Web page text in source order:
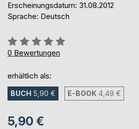
Erscheinungsdatum: 31.08.2012
Sprache: Deutsch
Bewertung::
0%
0 Bewertungen
erhältlich als:
BUCH 5,90 € E-BOOK 4,49 €
5,90 €